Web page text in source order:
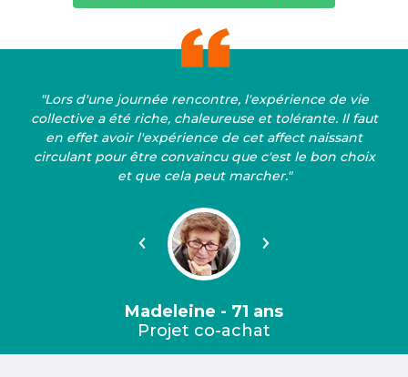
"Lors d'une journée rencontre, l'expérience de vie
collective a été riche, chaleureuse et tolérante. Il faut
en effet avoir l'expérience de cet affect naissant
circulant pour être convaincu que c'est le bon choix
et que cela peut marcher."
Précédent Suivant
Madeleine - 71 ans
Projet co-achat